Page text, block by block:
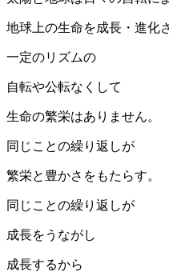
地球上の生命を成長・進化
一定のリズムの
自転や公転なくして
生命の繁栄はありません。
同じことの繰り返しが
繁栄と豊かさをもたらす。
同じことの繰り返しが
成長をうながし
成長するから